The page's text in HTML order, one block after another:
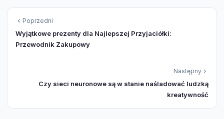
Poprzedni
Wyjątkowe prezenty dla Najlepszej Przyjaciółki:
Przewodnik Zakupowy
Następny
Czy sieci neuronowe są w stanie naśladować ludzką
kreatywność